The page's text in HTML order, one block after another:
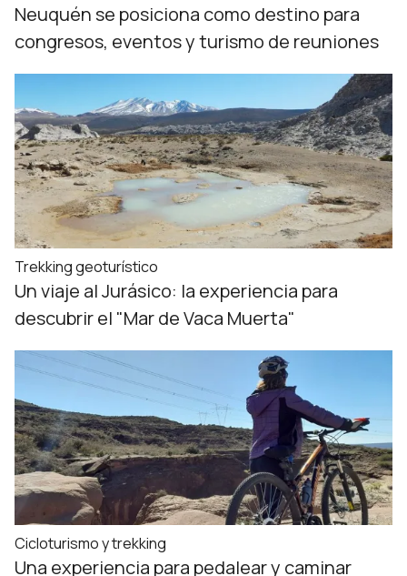
Neuquén se posiciona como destino para
congresos, eventos y turismo de reuniones
Trekking geoturístico
Un viaje al Jurásico: la experiencia para
descubrir el "Mar de Vaca Muerta"
Cicloturismo y trekking
Una experiencia para pedalear y caminar